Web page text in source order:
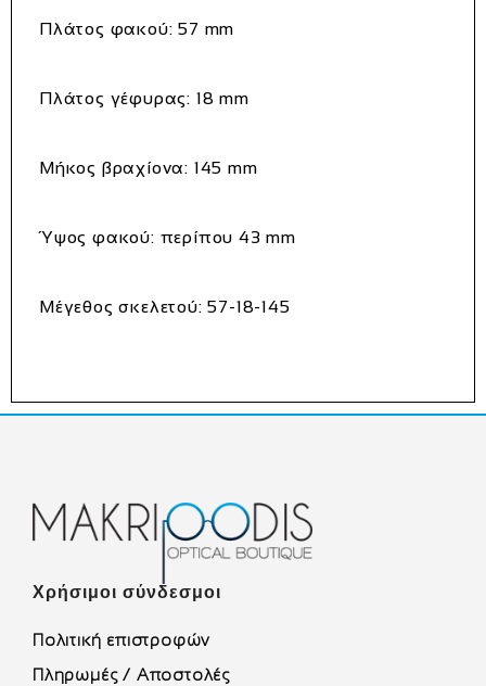
Πλάτος φακού: 57 mm
Πλάτος γέφυρας: 18 mm
Μήκος βραχίονα: 145 mm
Ύψος φακού: περίπου 43 mm
Μέγεθος σκελετού: 57-18-145
Χρήσιμοι σύνδεσμοι
Πολιτική επιστροφών
Πληρωμές / Αποστολές